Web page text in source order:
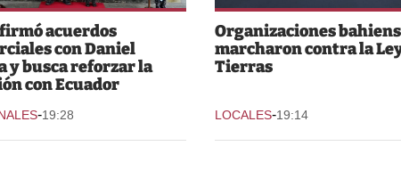
acuerdos
con Daniel
y busca reforzar la
con Ecuador
-19:28
Organizaciones
marcharon contra la
Tierras
LOCALES-19:14